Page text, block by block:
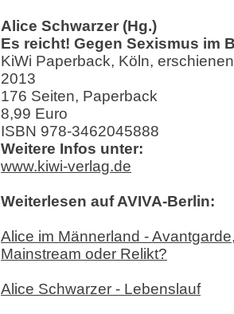
Alice Schwarzer (Hg.)
Es reicht! Gegen Sexismus im
KiWi Paperback, Köln,
2013
176 Seiten, Paperback
8,99 Euro
ISBN 978-3462045888
Weitere Infos unter:
www.kiwi-verlag.de
Weiterlesen auf AVIVA-Berlin:
Alice im Männerland -
Mainstream oder Relikt?
Alice Schwarzer - Lebenslauf